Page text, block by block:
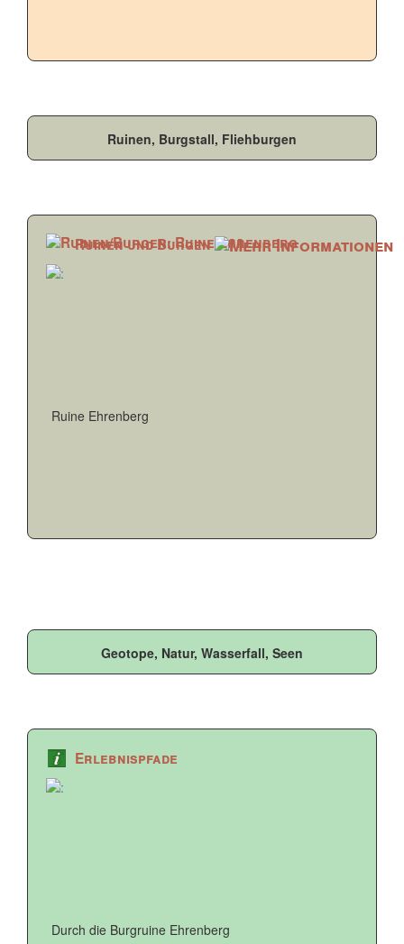
Ruinen, Burgstall, Fliehburgen
Ruinen und Burgen
Ruine Ehrenberg
Geotope, Natur, Wasserfall, Seen
Erlebnispfade
Durch die Burgruine Ehrenberg